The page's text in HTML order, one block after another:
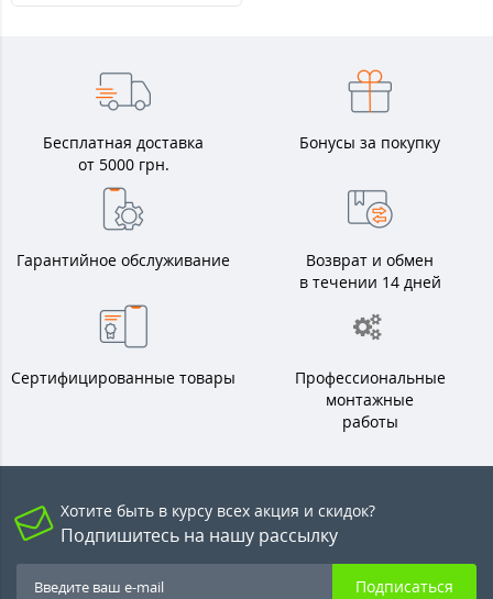
Бесплатная доставка
от 5000 грн.
Бонусы за покупку
Гарантийное обслуживание
Возврат и обмен
в течении 14 дней
Сертифицированные товары
Профессиональные
монтажные
работы
Хотите быть в курсу всех акция и скидок?
Подпишитесь на нашу рассылку
Подписаться